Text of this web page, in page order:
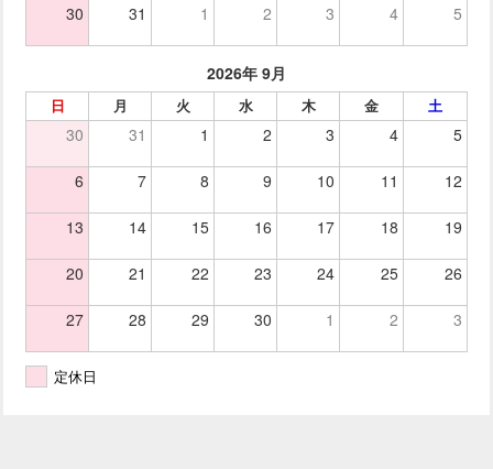
30 31 1 2 3 4 5
2026年 9月
日 月 火 水 木 金 土
30 31 1 2 3 4 5
6 7 8 9 10 11 12
13 14 15 16 17 18 19
20 21 22 23 24 25 26
27 28 29 30 1 2 3
定休日